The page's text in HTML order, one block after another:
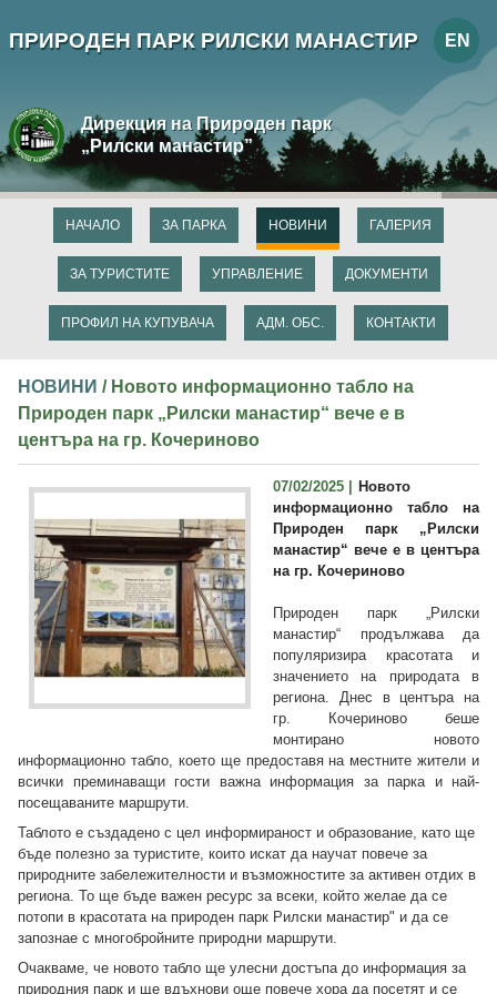
ПРИРОДЕН ПАРК РИЛСКИ МАНАСТИР EN
Дирекция на Природен парк
„Рилски манастир”
НАЧАЛО ЗА ПАРКА НОВИНИ
ЗА ТУРИСТИТЕ УПРАВЛЕНИЕ
ПРОФИЛ НА КУПУВАЧА
ДОКУМЕНТИ
ГАЛЕРИЯ
АДМ. ОБС. КОНТАКТИ
НОВИНИ / Новото информационно табло на
Природен парк „Рилски манастир“ вече е в
центъра на гр. Кочериново
07/02/2025 |
Новото
информационно табло на
Природен парк „Рилски
манастир“ вече е в центъра
на гр. Кочериново
Природен парк „Рилски
манастир“ продължава да
популяризира красотата и
значението на природата в
региона. Днес в центъра на
гр. Кочериново беше
монтирано новото
информационно табло, което ще предоставя на местните жители и
всички преминаващи гости важна информация за парка и най-
посещаваните маршрути.
Таблото е създадено с цел информираност и образование, като ще
бъде полезно за туристите, които искат да научат повече за
природните забележителности и възможностите за активен отдих в
региона. То ще бъде важен ресурс за всеки, който желае да се
потопи в красотата на природен парк Рилски манастир" и да се
запознае с многобройните природни маршрути.
Очакваме, че новото табло ще улесни достъпа до информация за
природния парк и ще вдъхнови още повече хора да посетят и се